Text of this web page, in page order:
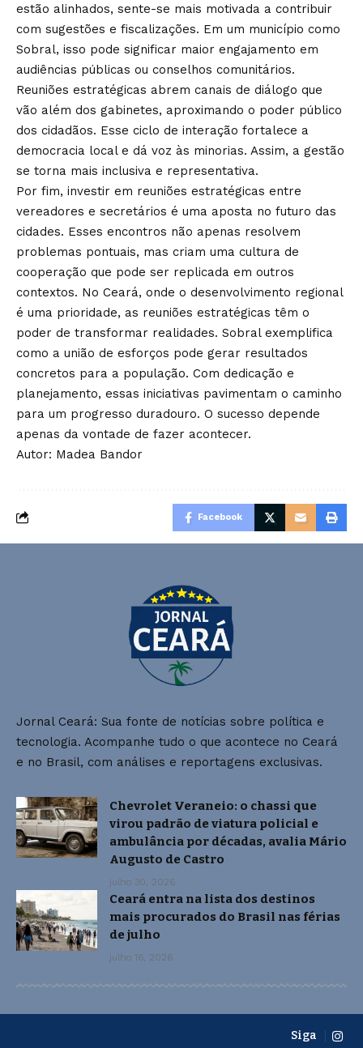
estão alinhados, sente-se mais motivada a contribuir
com sugestões e fiscalizações. Em um município como
Sobral, isso pode significar maior engajamento em
audiências públicas ou conselhos comunitários.
Reuniões estratégicas abrem canais de diálogo que
vão além dos gabinetes, aproximando o poder público
dos cidadãos. Esse ciclo de interação fortalece a
democracia local e dá voz às minorias. Assim, a gestão
se torna mais inclusiva e representativa.
Por fim, investir em reuniões estratégicas entre
vereadores e secretários é uma aposta no futuro das
cidades. Esses encontros não apenas resolvem
problemas pontuais, mas criam uma cultura de
cooperação que pode ser replicada em outros
contextos. No Ceará, onde o desenvolvimento regional
é uma prioridade, as reuniões estratégicas têm o
poder de transformar realidades. Sobral exemplifica
como a união de esforços pode gerar resultados
concretos para a população. Com dedicação e
planejamento, essas iniciativas pavimentam o caminho
para um progresso duradouro. O sucesso depende
apenas da vontade de fazer acontecer.
Autor: Madea Bandor
Facebook
Jornal Ceará: Sua fonte de notícias sobre política e
tecnologia. Acompanhe tudo o que acontece no Ceará
e no Brasil, com análises e reportagens exclusivas.
Chevrolet Veraneio: o chassi que
virou padrão de viatura policial e
ambulância por décadas, avalia Mário
Augusto de Castro
julho 30, 2026
Ceará entra na lista dos destinos
mais procurados do Brasil nas férias
de julho
julho 16, 2026
Siga